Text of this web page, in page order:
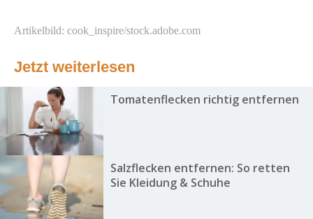
Artikelbild: cook_inspire/stock.adobe.com
Jetzt weiterlesen
Tomatenflecken richtig entfernen
Salzflecken entfernen: So retten
Sie Kleidung & Schuhe